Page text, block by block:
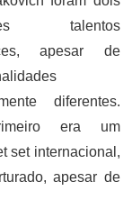
talentos
apesar de
diferentes.
era um
set internacional,
apesar de